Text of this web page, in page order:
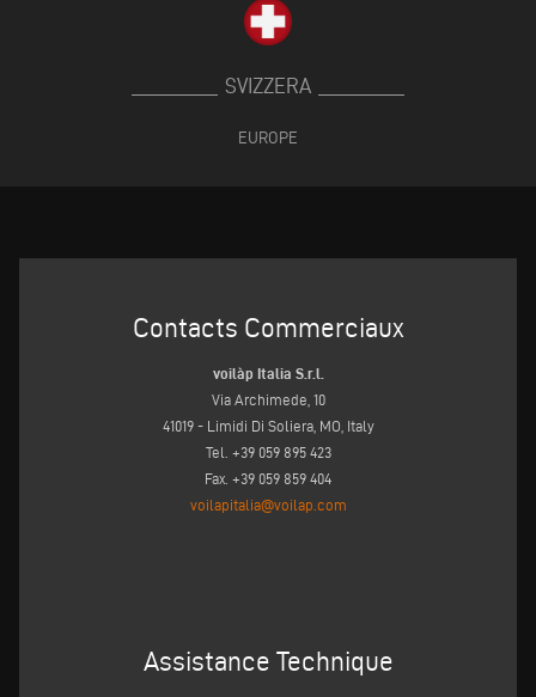
SVIZZERA
EUROPE
Contacts Commerciaux
voilàp Italia S.r.l.
Via Archimede, 10
41019 - Limidi Di Soliera, MO, Italy
Tel. +39 059 895 423
Fax. +39 059 859 404
voilapitalia@voilap.com
Assistance Technique